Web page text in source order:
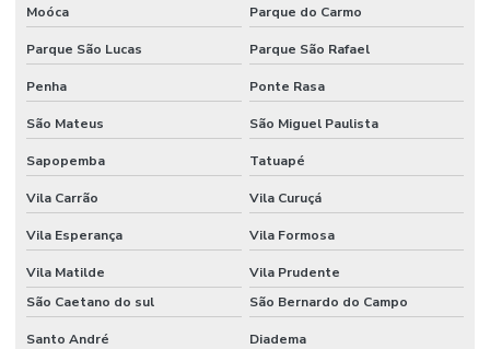
Moóca Parque do Carmo
Parque São Lucas Parque São Rafael
Penha Ponte Rasa
São Mateus São Miguel Paulista
Sapopemba Tatuapé
Vila Carrão Vila Curuçá
Vila Esperança Vila Formosa
Vila Matilde
Vila Prudente
São Caetano do sul
São Bernardo do Campo
Santo André Diadema